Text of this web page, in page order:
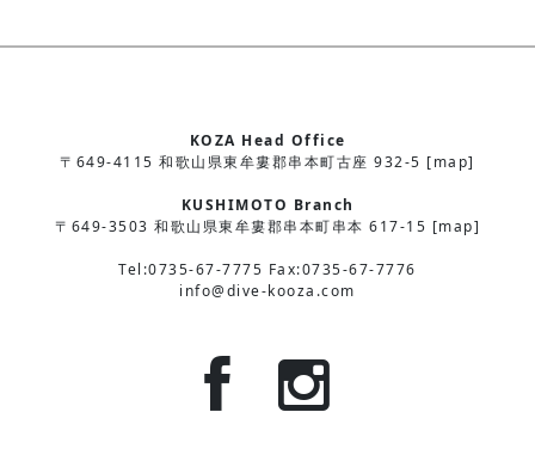
KOZA Head Office
〒649-4115 和歌山県東牟婁郡串本町古座 932-5 [map]
KUSHIMOTO Branch
〒649-3503 和歌山県東牟婁郡串本町串本 617-15 [map]
Tel:0735-67-7775 Fax:0735-67-7776
info@dive-kooza.com